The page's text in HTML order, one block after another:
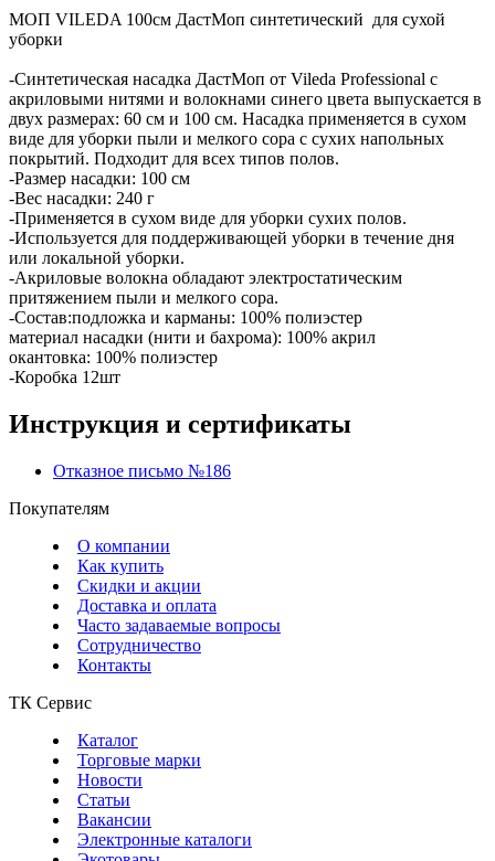
МОП VILEDA 100см ДастМоп синтетический для сухой
уборки
-Синтетическая насадка ДастМоп от Vileda Professional с
акриловыми нитями и волокнами синего цвета выпускается в
двух размерах: 60 см и 100 см. Насадка применяется в сухом
виде для уборки пыли и мелкого сора с сухих напольных
покрытий. Подходит для всех типов полов.
-Размер насадки: 100 см
-Вес насадки: 240 г
-Применяется в сухом виде для уборки сухих полов.
-Используется для поддерживающей уборки в течение дня
или локальной уборки.
-Акриловые волокна обладают электростатическим
притяжением пыли и мелкого сора.
-Состав:подложка и карманы: 100% полиэстер
материал насадки (нити и бахрома): 100% акрил
окантовка: 100% полиэстер
-Коробка 12шт
Инструкция и сертификаты
Отказное письмо №186
Покупателям
О компании
Как купить
Скидки и акции
Доставка и оплата
Часто задаваемые вопросы
Сотрудничество
Контакты
ТК Сервис
Каталог
Торговые марки
Новости
Статьи
Вакансии
Электронные каталоги